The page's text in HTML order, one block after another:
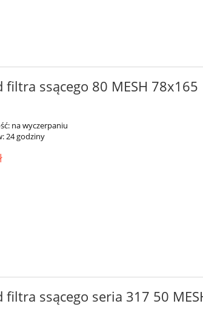
filtra ssącego 80 MESH 78x165
na wyczerpaniu
24 godziny
filtra ssącego seria 317 50